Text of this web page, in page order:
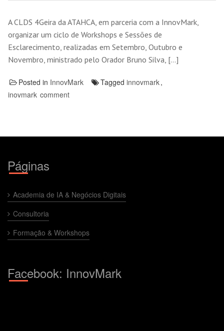
A CLDS 4Geira da ATAHCA, em parceria com a InnovMark,
organizar um ciclo de Workshops e Sessões de
Esclarecimento, realizadas em Setembro, Outubro e
Novembro, ministrado pelo Orador Bruno Silva, […]
Posted in InnovMark Tagged innovmark,
inovmark comment
Páginas
Academia de IA & Negócios Digitais
Consultoria
Formação & Workshops
Facebook: InnovMark